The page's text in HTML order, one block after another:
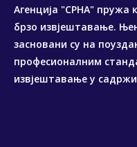
Агенција "СРНА" пружа
брзо извјештавање.
засновани су на
професионалним
извјештавање у